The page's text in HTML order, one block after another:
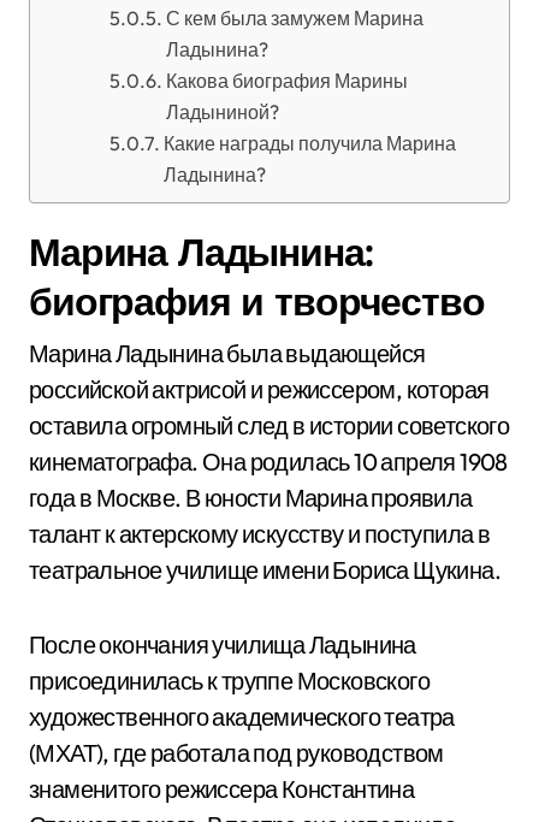
С кем была замужем Марина
Ладынина?
Какова биография Марины
Ладыниной?
Какие награды получила Марина
Ладынина?
Марина Ладынина:
биография и творчество
Марина Ладынина была выдающейся
российской актрисой и режиссером, которая
оставила огромный след в истории советского
кинематографа. Она родилась 10 апреля 1908
года в Москве. В юности Марина проявила
талант к актерскому искусству и поступила в
театральное училище имени Бориса Щукина.
После окончания училища Ладынина
присоединилась к труппе Московского
художественного академического театра
(МХАТ), где работала под руководством
знаменитого режиссера Константина